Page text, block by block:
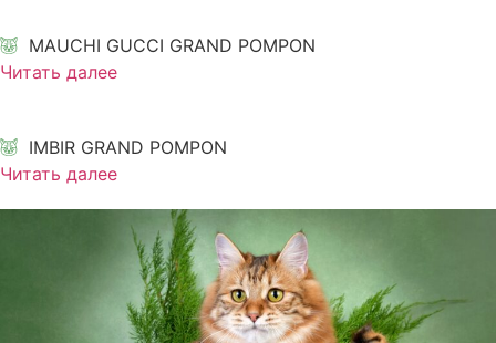
MAUCHI GUCCI GRAND POMPON
Читать далее
IMBIR GRAND POMPON
Читать далее